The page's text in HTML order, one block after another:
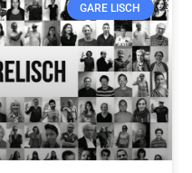
GARE LISCH